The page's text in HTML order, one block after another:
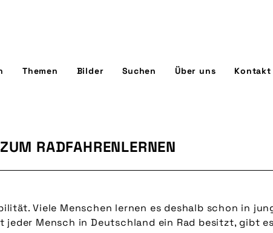
Themen Bilder Suchen Über uns Kontakt
RADFAHRENLERNEN
Viele Menschen lernen es deshalb schon in
Mensch in Deutschland ein Rad besitzt, gibt